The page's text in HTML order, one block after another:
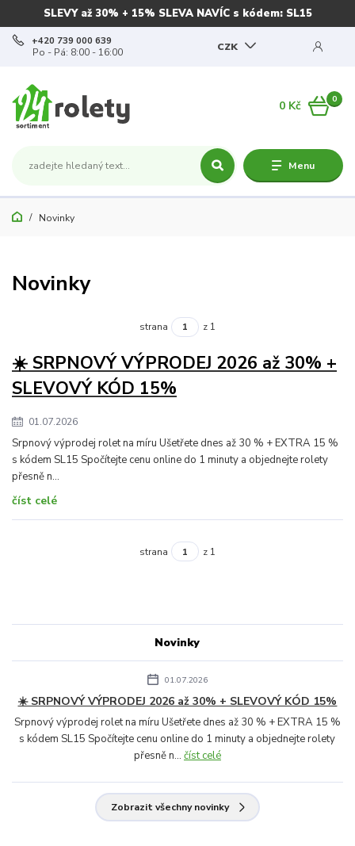
SLEVY až 30% + 15% SLEVA NAVÍC s kódem: SL15
Menu
CZK
+420 739 000 639
Po - Pá: 8:00 - 16:00
0
0 Kč
Novinky
Novinky
01.07.2026
☀️ SRPNOVÝ VÝPRODEJ 2026 až 30% + SLEVOVÝ KÓD 15%
Srpnový výprodej rolet na míru Ušetřete dnes až 30 % + EXTRA 15 %
s kódem SL15 Spočítejte cenu online do 1 minuty a objednejte rolety
přesně n... číst celé
Zobrazit všechny novinky
Novinky
strana z 1
☀️ SRPNOVÝ VÝPRODEJ 2026 až 30% +
SLEVOVÝ KÓD 15%
01.07.2026
Srpnový výprodej rolet na míru Ušetřete dnes až 30 % + EXTRA 15 %
s kódem SL15 Spočítejte cenu online do 1 minuty a objednejte rolety
přesně n...
číst celé
strana z 1